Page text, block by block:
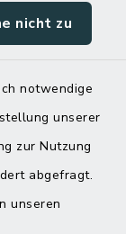
nicht zu
notwendige
unserer
zur Nutzung
abgefragt.
unseren